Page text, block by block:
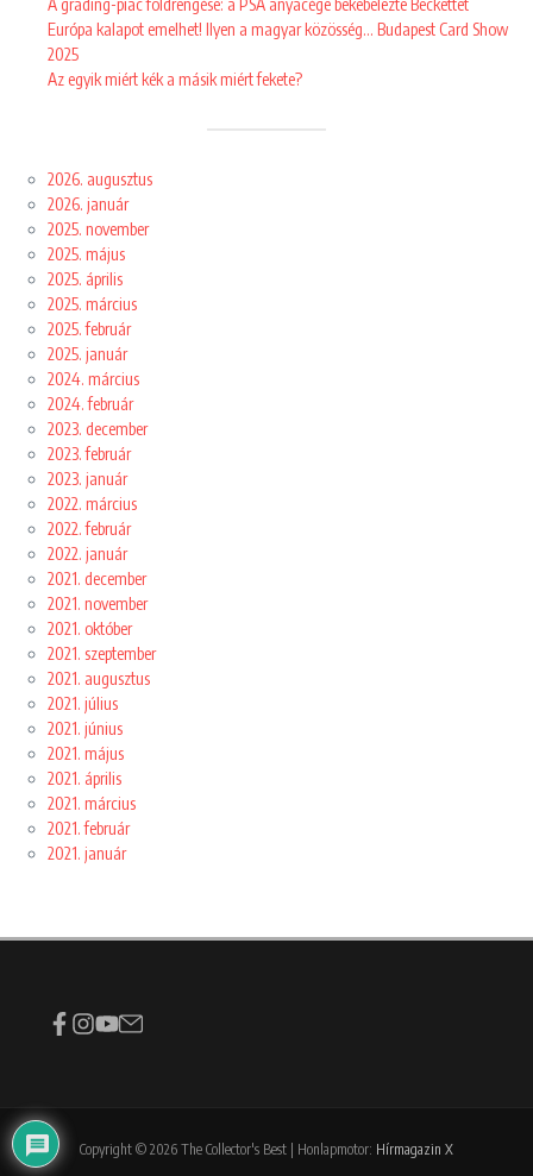
Európa kalapot emelhet! Ilyen a magyar közösség… Budapest Card Show
2025
Az egyik miért kék a másik miért fekete?
2026. augusztus
2026. január
2025. november
2025. május
2025. április
2025. március
2025. február
2025. január
2024. március
2024. február
2023. december
2023. február
2023. január
2022. március
2022. február
2022. január
2021. december
2021. november
2021. október
2021. szeptember
2021. augusztus
2021. július
2021. június
2021. május
2021. április
2021. március
2021. február
2021. január
Copyright © 2026 The Collector's Best | Honlapmotor: Hírmagazin X